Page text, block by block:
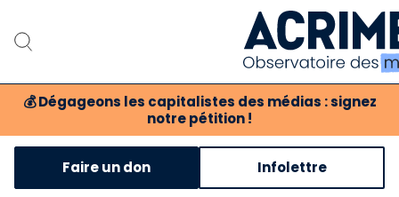
💰 Dégageons les capitalistes des médias : signez
notre pétition !
Notre critique des
Faire un don Infolettre